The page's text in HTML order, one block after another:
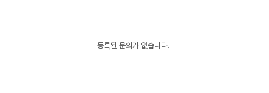
등록된 문의가 없습니다.